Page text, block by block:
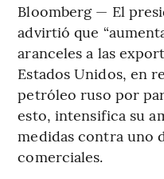
Bloomberg — El
advirtió que
aranceles a las
Estados Unidos, en
petróleo ruso por
esto, intensifica su
medidas contra uno
comerciales.